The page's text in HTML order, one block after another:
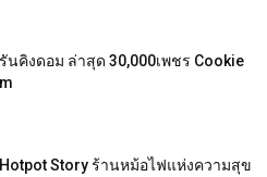
นคิงดอม ล่าสุด 30,000เพชร Cookie
Story ร้านหม้อไฟแห่งความสุข